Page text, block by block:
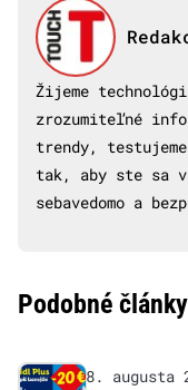
Žijeme
zrozumiteľné
trendy,
tak, aby ste sa
sebavedomo a
Podobné články
8. augusta